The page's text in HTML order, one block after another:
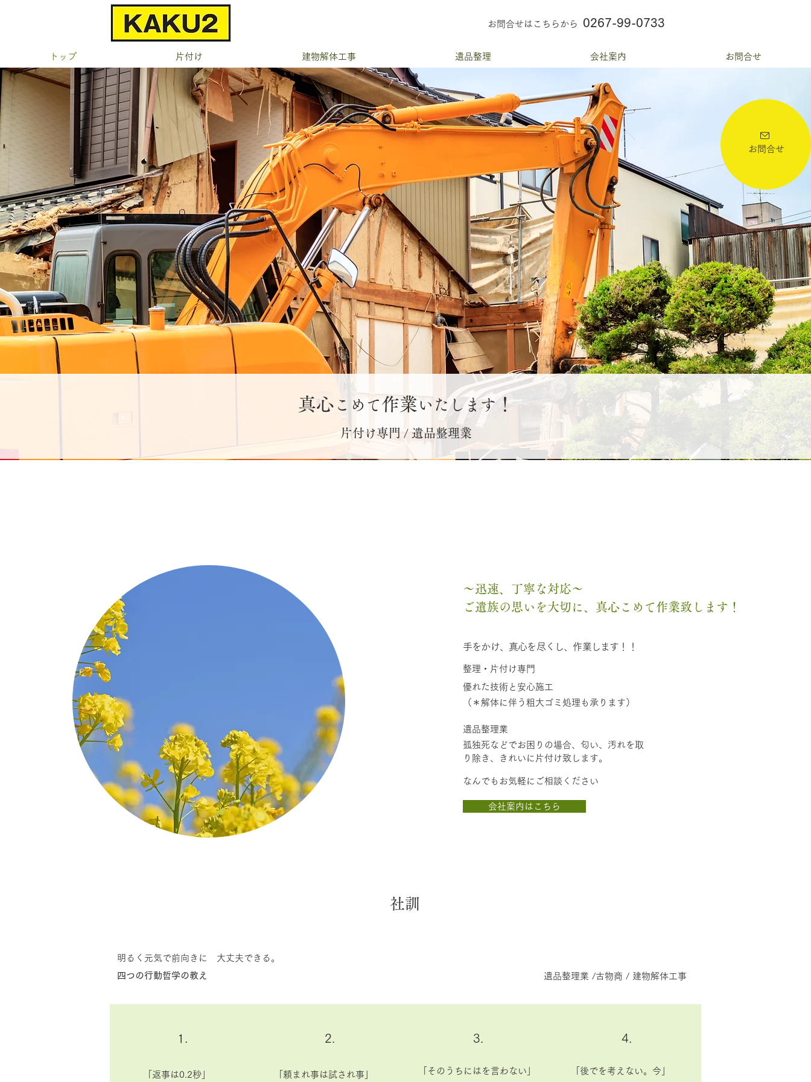
お問合せ
お問合せはこちらから 0267-99-0733
トップ 片付け 建物解体工事 遺品整理 会社案内 お問合せ
真心 こめて作業いたします！
片付け専門 / 遺品整理業
～迅速、丁寧な対応～
ご遺族の思いを大切に、真心こめて作業致します！
手をかけ、真心を尽くし、作業します！！
整理・片付け専門
優れた技術と安心施工
​（＊解体に伴う粗大ゴミ処理も承ります）
遺品整理業
​孤独死などでお困りの場合、匂い、汚れを取
り除き、きれいに片付け致します。
なんでもお気軽にご相談ください
会社案内はこちら
社訓
明るく元気で前向きに 大丈夫できる。
四つの行動哲学の教え
遺品整理業 /古物商 / 建物解体工事
1.
「返事は0.2秒」
2.
「頼まれ事は試され事」
3.
「そのうちにはを言わない」
4.
「後でを考えない。今」